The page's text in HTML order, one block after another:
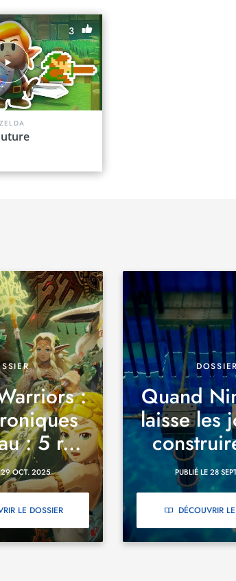
3
:
: 5 r...
29 OCT. 2025
LE DOSSIER
DOSSIER
Quand
laisse les
PUBLIÉ LE 28
DÉCOUVRIR